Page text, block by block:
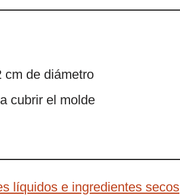
cm de diámetro
cubrir el molde
líquidos e ingredientes secos